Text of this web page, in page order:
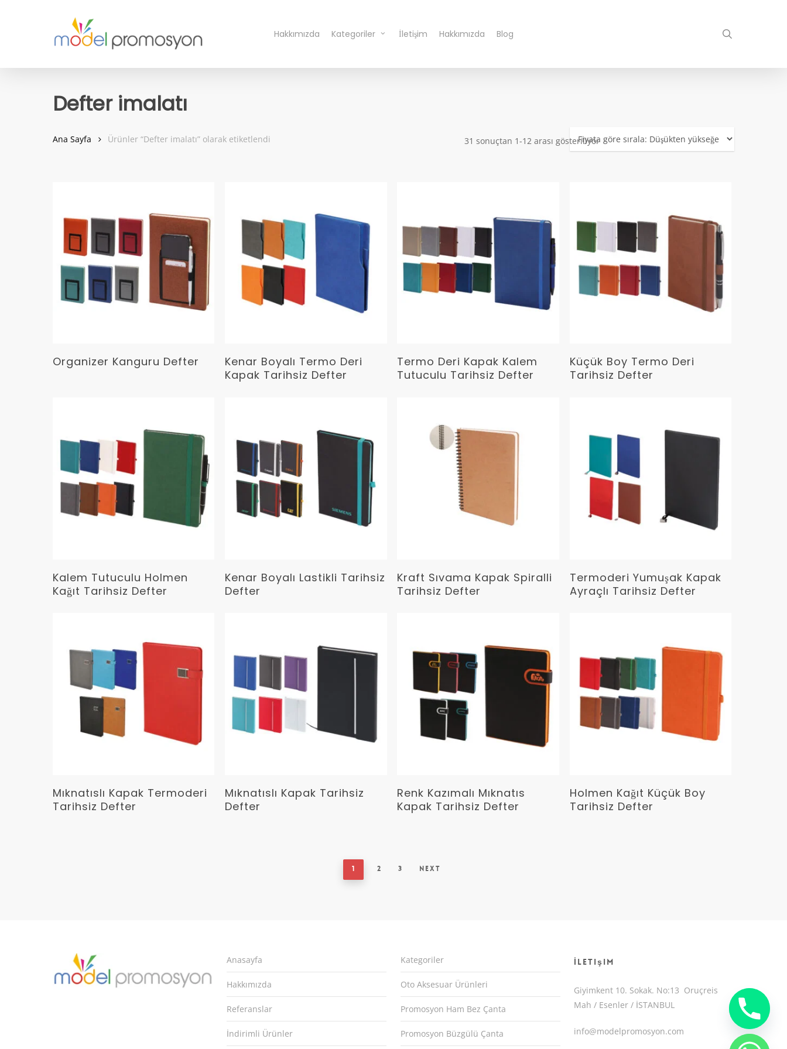
Hakkımızda Kategoriler İletişim Hakkımızda Blog
Defter imalatı
31 sonuçtan 1-12 arası gösteriliyorFiyata
göre
Ana Sayfa Ürünler “Defter imalatı” olarak etiketlendi
Devamını Oku
Organizer Kanguru Defter Devamını Oku
Kenar Boyalı Termo Deri
Kapak Tarihsiz Defter
Devamını Oku
Termo Deri Kapak Kalem
Tutuculu Tarihsiz Defter
Devamını Oku
Küçük Boy Termo Deri
Tarihsiz Defter
Devamını Oku
Kalem Tutuculu Holmen
Kağıt Tarihsiz Defter
Devamını Oku
Kenar Boyalı Lastikli Tarihsiz
Defter
Devamını Oku
Kraft Sıvama Kapak Spiralli
Tarihsiz Defter
Devamını Oku
Termoderi Yumuşak Kapak
Ayraçlı Tarihsiz Defter
Devamını Oku
Mıknatıslı Kapak Termoderi
Tarihsiz Defter
Devamını Oku
Mıknatıslı Kapak Tarihsiz
Defter
Devamını Oku
Renk Kazımalı Mıknatıs
Kapak Tarihsiz Defter
Devamını Oku
Holmen Kağıt Küçük Boy
Tarihsiz Defter
1 2 3 Next
Anasayfa
Hakkımızda
Referanslar
İndirimli Ürünler
Kategoriler
Oto Aksesuar Ürünleri
Promosyon Ham Bez Çanta
Promosyon Büzgülü Çanta
İletişim
Giyimkent 10. Sokak. No:13 Oruçreis
Mah / Esenler / İSTANBUL
info@modelpromosyon.com